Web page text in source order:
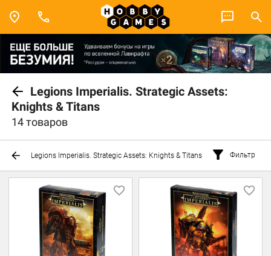
Legions Imperialis. Strategic Assets:
Knights & Titans
14 товаров
Legions Imperialis. Strategic Assets: Knights & Titans Фильтр